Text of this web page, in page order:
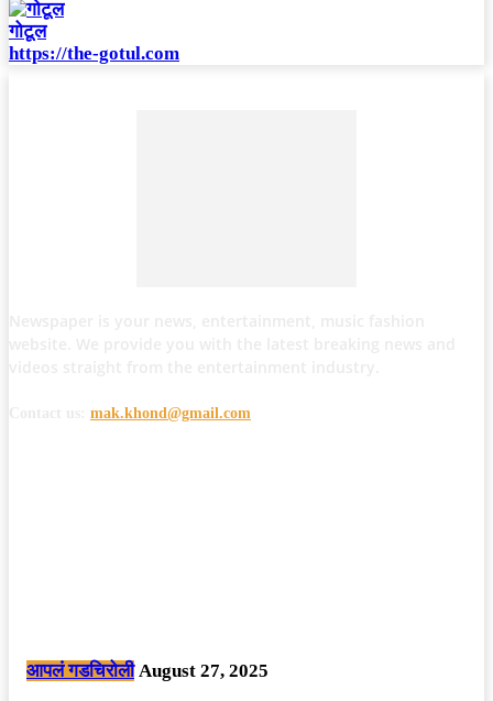
गोटूल
https://the-gotul.com
mak.khond@gmail.com
आपलं गडचिरोली August 27, 2025